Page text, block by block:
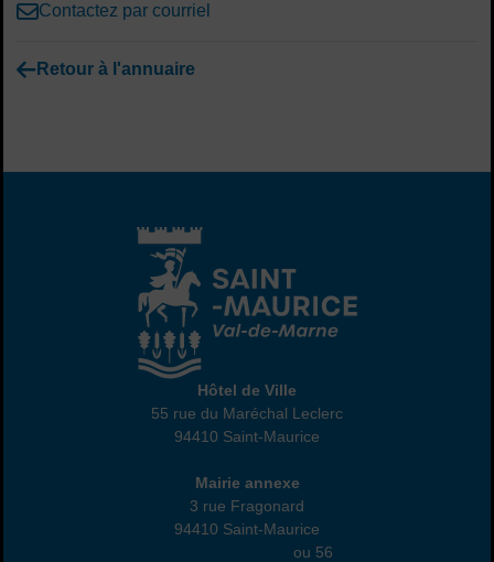
Contactez par courriel
Retour à l'annuaire
Hôtel de Ville
Hôtel de Ville
55 rue du Maréchal Leclerc
94410 Saint-Maurice
Annexe
Mairie annexe
3 rue Fragonard
94410 Saint-Maurice
ou 56